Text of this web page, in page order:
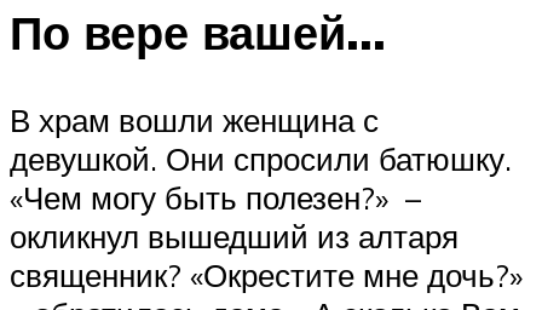
По вере вашей…
В храм вошли женщина с
девушкой. Они спросили батюшку.
«Чем могу быть полезен?» –
окликнул вышедший из алтаря
священник? «Окрестите мне дочь?»